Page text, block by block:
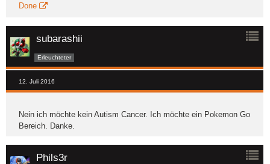
Done
subarashii
Erleuchteter
12. Juli 2016
Nein ich möchte kein Autism Cancer. Ich möchte ein Pokemon Go
Bereich. Danke.
Phils3r